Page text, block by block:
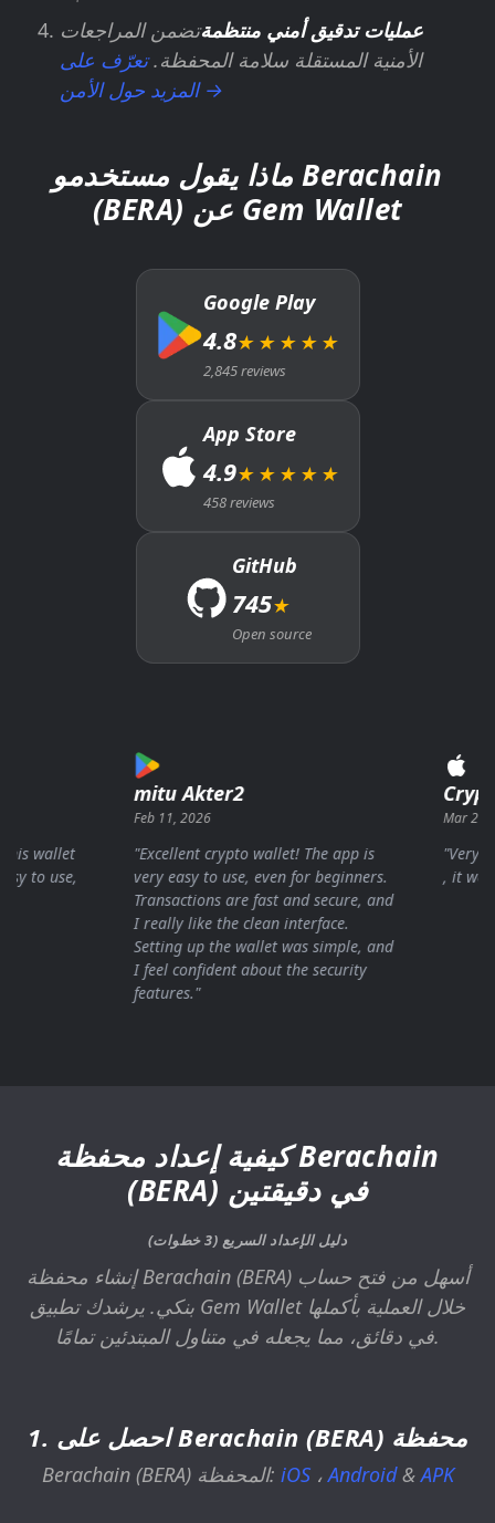
عمليات تدقيق أمني منتظمةتضمن المراجعات
الأمنية المستقلة سلامة المحفظة.تعرّف على
المزيد حول الأمن →
ماذا يقول مستخدمو Berachain
(BERA) عن Gem Wallet
Google Play
4.8★★★★★
2,845 reviews
App Store
4.9★★★★★
458 reviews
GitHub
745★
Open source
wallet
to use,
mitu Akter2
Feb 11, 2026
"Excellent crypto wallet! The app is
very easy to use, even for beginners.
Transactions are fast and secure, and
I really like the clean interface.
Setting up the wallet was simple, and
I feel confident about the security
features."
Mar 26,
"Very
, it was
كيفية إعداد محفظة Berachain
(BERA) في دقيقتين
دليل الإعداد السريع (3 خطوات)
إنشاء محفظة Berachain (BERA) أسهل من فتح حساب
بنكي. يرشدك تطبيق Gem Wallet خلال العملية بأكملها
في دقائق، مما يجعله في متناول المبتدئين تمامًا.
1. احصل على Berachain (BERA) محفظة
Berachain (BERA) المحفظة: iOS ،Android&APK